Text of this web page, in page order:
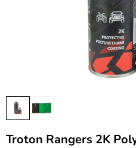
Troton Rangers 2K